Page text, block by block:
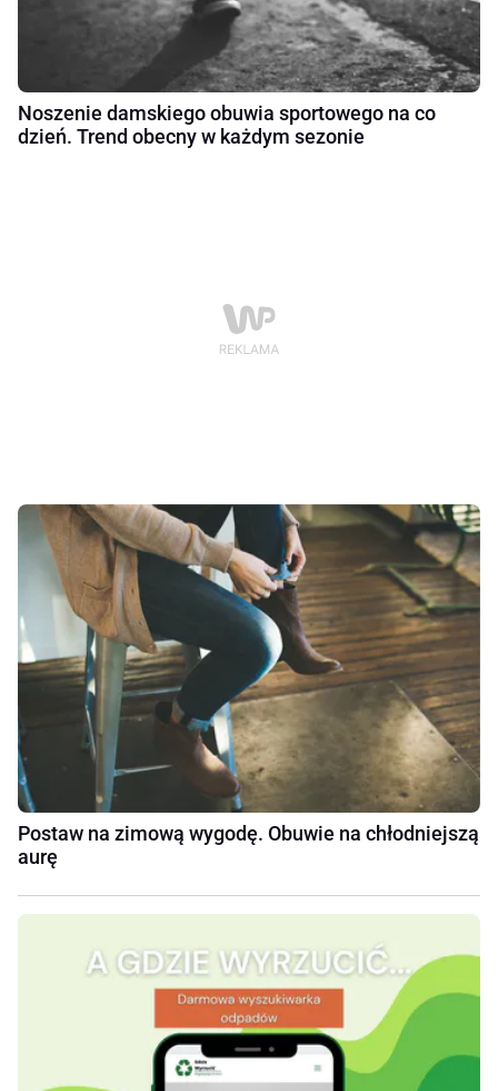
Noszenie damskiego obuwia sportowego na co
dzień. Trend obecny w każdym sezonie
Postaw na zimową wygodę. Obuwie na chłodniejszą
aurę